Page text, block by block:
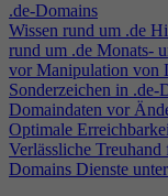
.de-Domains
Wissen rund um .de
rund um .de Monats-
vor Manipulation von
Sonderzeichen in .de-
Domaindaten vor
Optimale
Verlässliche
Domains Dienste